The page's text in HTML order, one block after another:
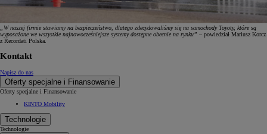
„W naszej firmie stawiamy na bezpieczeństwo, dlatego zdecydowaliśmy się na samochody Toyoty, które są
wyposażone we wszystkie najnowocześniejsze systemy dostępne obecnie na rynku” – powiedział Mariusz Korcz
z Recordati Polska.
Kontakt
Napisz do nas
Oferty specjalne i Finansowanie
Oferty specjalne i Finansowanie
KINTO Mobility
Technologie
Technologie